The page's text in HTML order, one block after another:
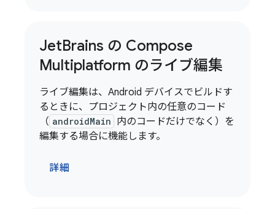
JetBrains の Compose
Multiplatform のライブ編集
ライブ編集は、Android デバイスでビルドす
るときに、プロジェクト内の任意のコード
（ androidMain 内のコードだけでなく）を
編集する場合に機能します。
詳細